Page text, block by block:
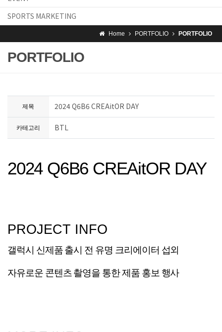
SPORTS MARKETING
Home PORTFOLIO PORTFOLIO
PORTFOLIO
제목 2024 Q6B6 CREAitOR DAY
카테고리 BTL
2024 Q6B6 CREAitOR DAY
PROJECT INFO
갤럭시 신제품 출시 전 유명 크리에이터 섭외
자유로운 콘텐츠 촬영을 통한 제품 홍보 행사